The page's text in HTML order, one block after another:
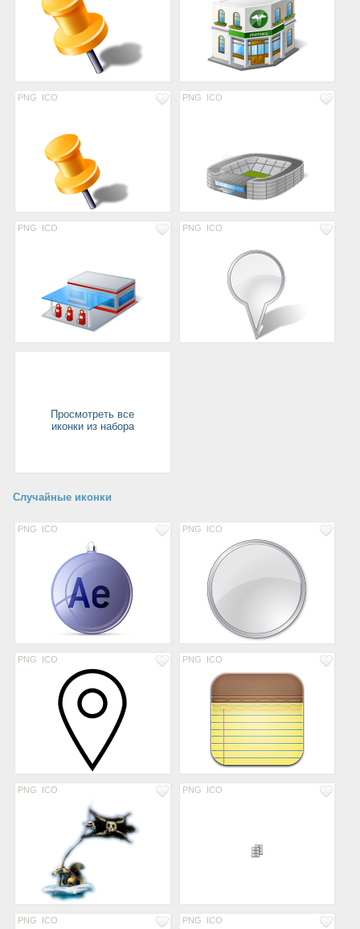
PNG ICO PNG ICO
PNG ICO PNG ICO
Просмотреть все
иконки из набора
Случайные иконки
PNG ICO PNG ICO
PNG ICO PNG ICO
PNG ICO PNG ICO
PNG ICO PNG ICO